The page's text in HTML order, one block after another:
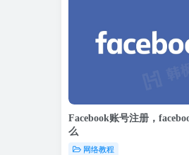
Facebook账号注册，
么
网络教程